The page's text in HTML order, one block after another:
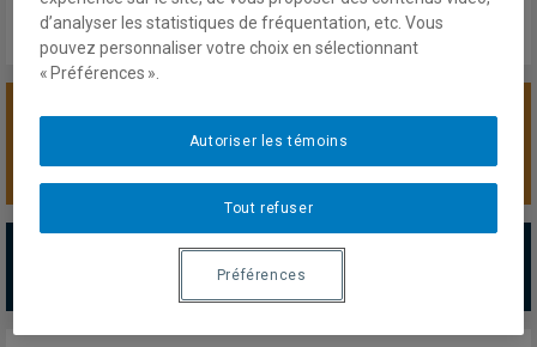
SOUTENIR LA CHAIRE
PARTENAIRES MAJEURS
d’analyser les statistiques de fréquentation, etc. Vous
pouvez personnaliser votre choix en sélectionnant
« Préférences ».
Tout refuser
Autoriser les témoins
Préférences